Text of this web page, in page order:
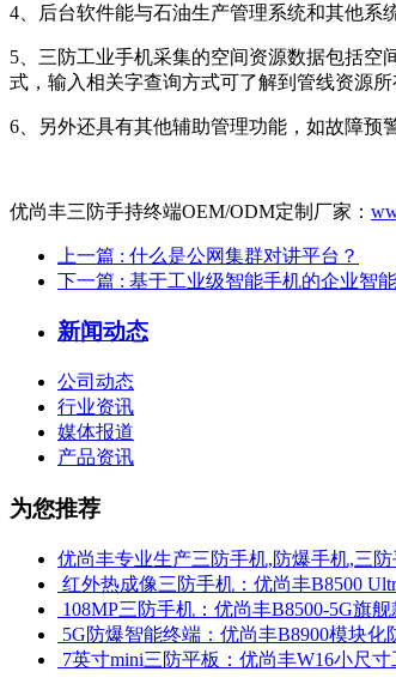
4、后台软件能与石油生产管理系统和其他系
5、三防工业手机采集的空间资源数据包括
式，输入相关字查询方式可了解到管线资源
6、另外还具有其他辅助管理功能，如故障预
优尚丰三防手持终端OEM/ODM定制厂家：
上一篇 : 什么是公网集群对讲平台？
下一篇 : 基于工业级智能手机的企业智
新闻动态
公司动态
行业资讯
媒体报道
产品资讯
为您推荐
优尚丰专业生产三防手机,防爆手机,三
红外热成像三防手机：优尚丰B8500
108MP三防手机：优尚丰B8500-5G旗
5G防爆智能终端：优尚丰B8900模块
7英寸mini三防平板：优尚丰W16小尺